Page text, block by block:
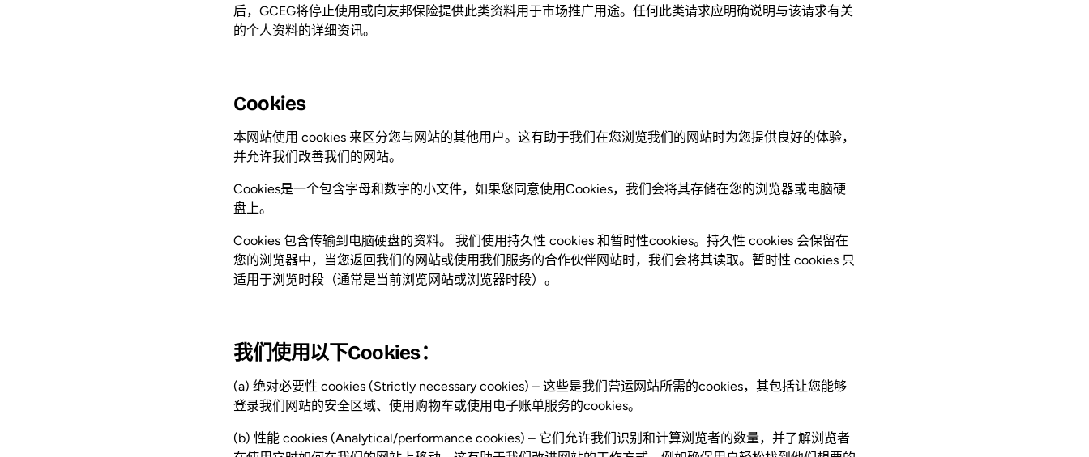
后，GCEG将停止使用或向友邦保险提供此类资料用于市场推广用途。任何此类请求应明确说明与该请求有关
的个人资料的详细资讯。
Cookies
本网站使用 cookies 来区分您与网站的其他用户。这有助于我们在您浏览我们的网站时为您提供良好的体验，
并允许我们改善我们的网站。
Cookies是一个包含字母和数字的小文件，如果您同意使用Cookies，我们会将其存储在您的浏览器或电脑硬
盘上。
Cookies 包含传输到电脑硬盘的资料。 我们使用持久性 cookies 和暂时性cookies。持久性 cookies 会保留在
您的浏览器中，当您返回我们的网站或使用我们服务的合作伙伴网站时，我们会将其读取。暂时性 cookies 只
适用于浏览时段（通常是当前浏览网站或浏览器时段）。
我们使用以下Cookies：
(a) 绝对必要性 cookies (Strictly necessary cookies) – 这些是我们营运网站所需的cookies，其包括让您能够
登录我们网站的安全区域、使用购物车或使用电子账单服务的cookies。
(b) 性能 cookies (Analytical/performance cookies) – 它们允许我们识别和计算浏览者的数量，并了解浏览者